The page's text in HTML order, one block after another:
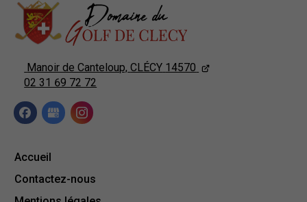
Manoir de Canteloup, CLÉCY 14570
02 31 69 72 72
Accueil
Contactez-nous